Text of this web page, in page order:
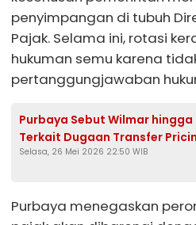
penyimpangan di tubuh
Pajak. Selama ini, rotasi
hukuman semu karena
pertanggungjawaban
Purbaya Sebut Wilmar hingga
Terkait Dugaan Transfer
Selasa, 26 Mei 2026 22:50 WIB
Purbaya menegaskan